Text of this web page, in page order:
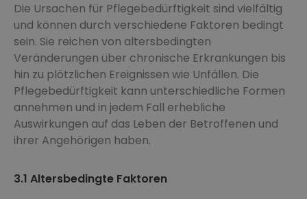
Die Ursachen für Pflegebedürftigkeit sind vielfältig
und können durch verschiedene Faktoren bedingt
sein. Sie reichen von altersbedingten
Veränderungen über chronische Erkrankungen bis
hin zu plötzlichen Ereignissen wie Unfällen. Die
Pflegebedürftigkeit kann unterschiedliche Formen
annehmen und in jedem Fall erhebliche
Auswirkungen auf das Leben der Betroffenen und
ihrer Angehörigen haben.
3.1 Altersbedingte Faktoren